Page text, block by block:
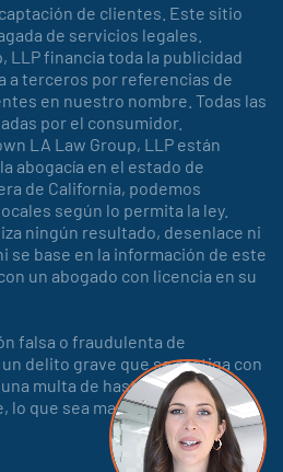
de clientes. Este sitio
de servicios legales.
LLP financia toda la publicidad
a terceros por referencias de
en nuestro nombre. Todas las
por el consumidor.
LA Law Group, LLP están
abogacía en el estado de
de California, podemos
según lo permita la ley.
ningún resultado, desenlace ni
se base en la información de este
un abogado con licencia en su
falsa o fraudulenta de
delito grave que se castiga con
multa de hasta 150.000 o el
lo que sea mayor, o con ambas